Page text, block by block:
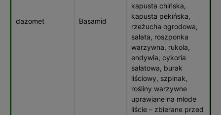
dazomet Basamid
kapusta chińska,
kapusta pekińska,
rzeżucha ogrodowa,
sałata, roszponka
warzywna, rukola,
endywia, cykoria
sałatowa, burak
liściowy, szpinak,
rośliny warzywne
uprawiane na młode
liście – zbierane przed